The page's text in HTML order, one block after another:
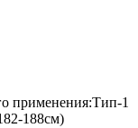
применения:Тип-1
188см)